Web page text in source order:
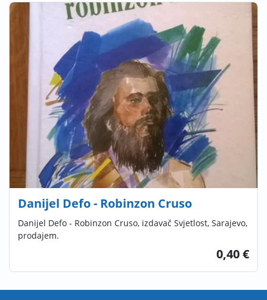
Danijel Defo - Robinzon Cruso
Danijel Defo - Robinzon Cruso, izdavač Svjetlost, Sarajevo,
prodajem.
0,40 €